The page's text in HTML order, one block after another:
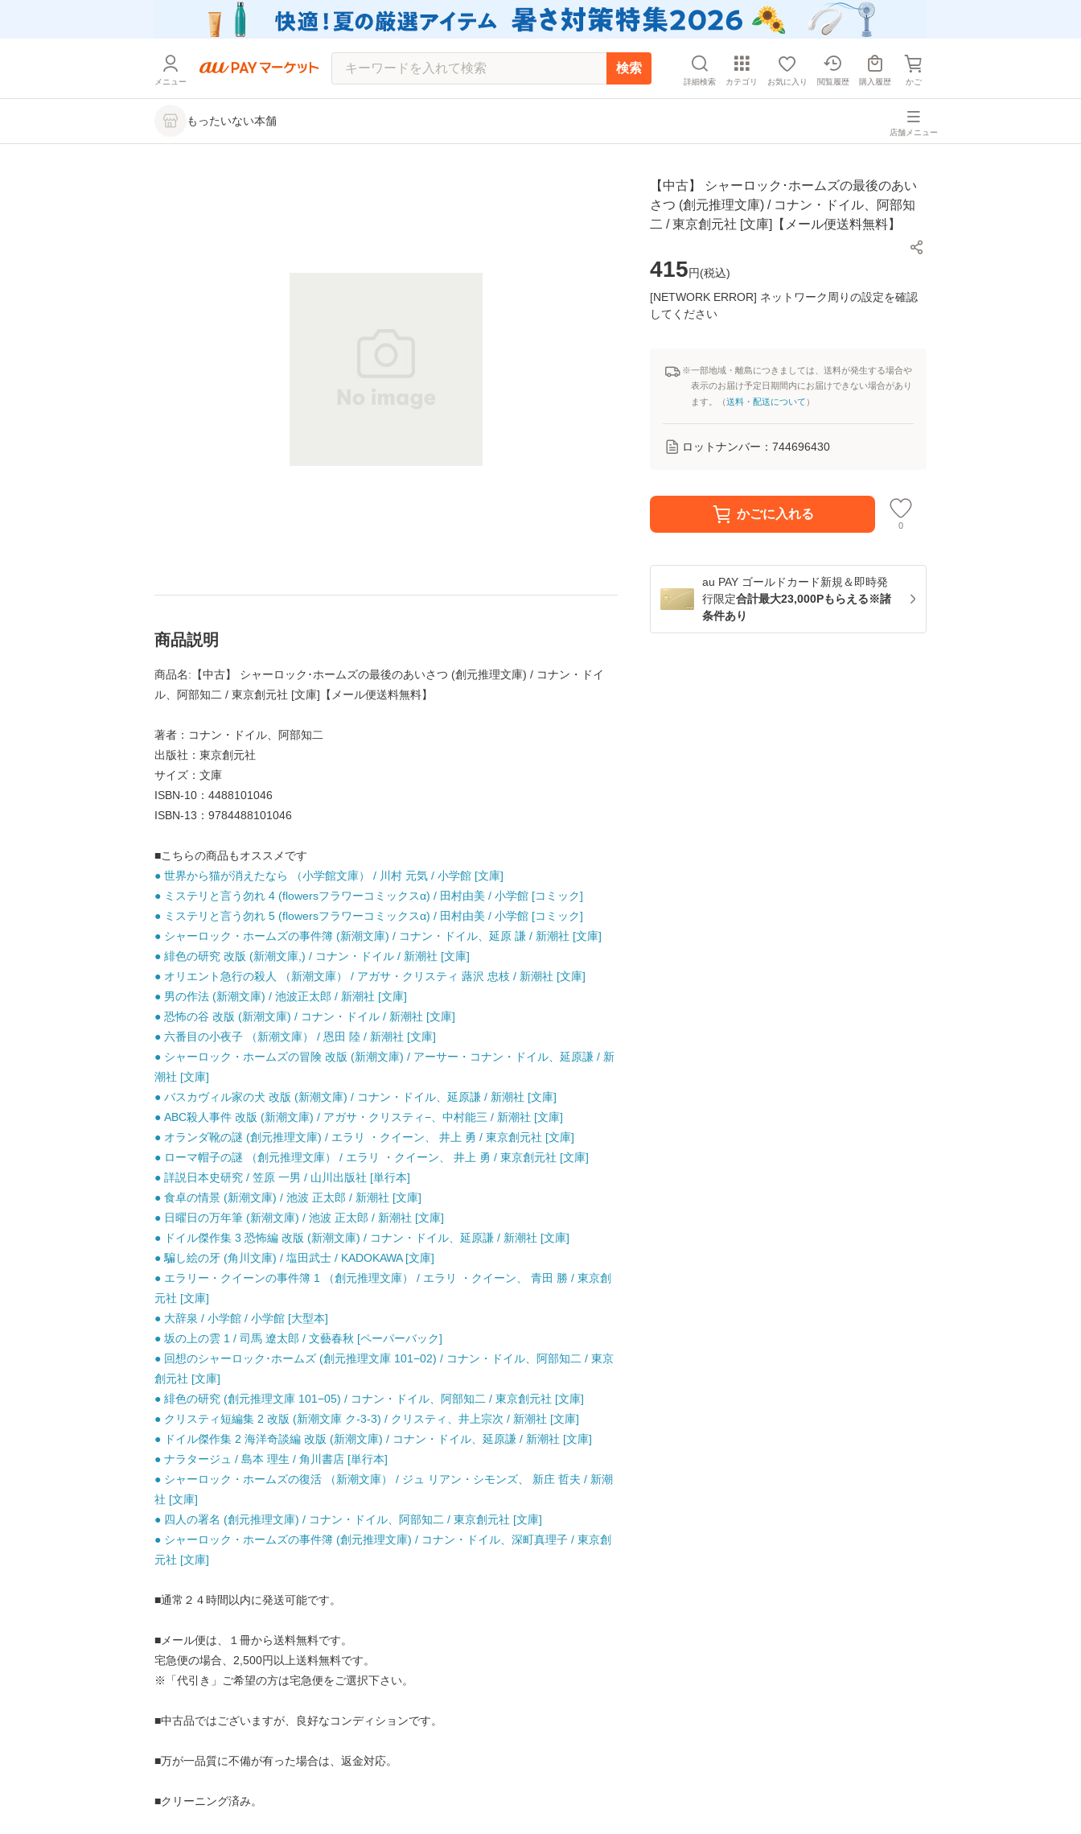
メニュー
検索
詳細検索 カテゴリ お気に入り 閲覧履歴 購入履歴 かご
もったいない本舗
店舗メニュー
【中古】 シャーロック･ホームズの最後のあい
さつ (創元推理文庫) / コナン・ドイル、阿部知
二 / 東京創元社 [文庫]【メール便送料無料】
415円(税込)
[NETWORK ERROR] ネットワーク周りの設定を確認
してください
※一部地域・離島につきましては、送料が発生する場合や
表示のお届け予定日期間内にお届けできない場合があり
ます。（送料・配送について ）
ロットナンバー： 744696430
かごに入れる
0
au PAY ゴールドカード新規＆即時発
行限定合計最大23,000Pもらえる※諸
条件あり
商品説明
商品名:【中古】 シャーロック･ホームズの最後のあいさつ (創元推理文庫) / コナン・ドイ
ル、阿部知二 / 東京創元社 [文庫]【メール便送料無料】
著者：コナン・ドイル、阿部知二
出版社：東京創元社
サイズ：文庫
ISBN-10：4488101046
ISBN-13：9784488101046
■こちらの商品もオススメです
● 世界から猫が消えたなら （小学館文庫） / 川村 元気 / 小学館 [文庫]
● ミステリと言う勿れ 4 (flowersフラワーコミックスα) / 田村由美 / 小学館 [コミック]
● ミステリと言う勿れ 5 (flowersフラワーコミックスα) / 田村由美 / 小学館 [コミック]
● シャーロック・ホームズの事件簿 (新潮文庫) / コナン・ドイル、延原 謙 / 新潮社 [文庫]
● 緋色の研究 改版 (新潮文庫,) / コナン・ドイル / 新潮社 [文庫]
● オリエント急行の殺人 （新潮文庫） / アガサ・クリスティ 蕗沢 忠枝 / 新潮社 [文庫]
● 男の作法 (新潮文庫) / 池波正太郎 / 新潮社 [文庫]
● 恐怖の谷 改版 (新潮文庫) / コナン・ドイル / 新潮社 [文庫]
● 六番目の小夜子 （新潮文庫） / 恩田 陸 / 新潮社 [文庫]
● シャーロック・ホームズの冒険 改版 (新潮文庫) / アーサー・コナン・ドイル、延原謙 / 新
潮社 [文庫]
● バスカヴィル家の犬 改版 (新潮文庫) / コナン・ドイル、延原謙 / 新潮社 [文庫]
● ABC殺人事件 改版 (新潮文庫) / アガサ・クリスティ−、中村能三 / 新潮社 [文庫]
● オランダ靴の謎 (創元推理文庫) / エラリ ・クイーン、 井上 勇 / 東京創元社 [文庫]
● ローマ帽子の謎 （創元推理文庫） / エラリ ・クイーン、 井上 勇 / 東京創元社 [文庫]
● 詳説日本史研究 / 笠原 一男 / 山川出版社 [単行本]
● 食卓の情景 (新潮文庫) / 池波 正太郎 / 新潮社 [文庫]
● 日曜日の万年筆 (新潮文庫) / 池波 正太郎 / 新潮社 [文庫]
● ドイル傑作集 3 恐怖編 改版 (新潮文庫) / コナン・ドイル、延原謙 / 新潮社 [文庫]
● 騙し絵の牙 (角川文庫) / 塩田武士 / KADOKAWA [文庫]
● エラリー・クイーンの事件簿 1 （創元推理文庫） / エラリ ・クイーン、 青田 勝 / 東京創
元社 [文庫]
● 大辞泉 / 小学館 / 小学館 [大型本]
● 坂の上の雲 1 / 司馬 遼太郎 / 文藝春秋 [ペーパーバック]
● 回想のシャーロック･ホームズ (創元推理文庫 101−02) / コナン・ドイル、阿部知二 / 東京
創元社 [文庫]
● 緋色の研究 (創元推理文庫 101−05) / コナン・ドイル、阿部知二 / 東京創元社 [文庫]
● クリスティ短編集 2 改版 (新潮文庫 ク-3-3) / クリスティ、井上宗次 / 新潮社 [文庫]
● ドイル傑作集 2 海洋奇談編 改版 (新潮文庫) / コナン・ドイル、延原謙 / 新潮社 [文庫]
● ナラタージュ / 島本 理生 / 角川書店 [単行本]
● シャーロック・ホームズの復活 （新潮文庫） / ジュ リアン・シモンズ、 新庄 哲夫 / 新潮
社 [文庫]
● 四人の署名 (創元推理文庫) / コナン・ドイル、阿部知二 / 東京創元社 [文庫]
● シャーロック・ホームズの事件簿 (創元推理文庫) / コナン・ドイル、深町真理子 / 東京創
元社 [文庫]
■通常２４時間以内に発送可能です。
■メール便は、１冊から送料無料です。
宅急便の場合、2,500円以上送料無料です。
※「代引き」ご希望の方は宅急便をご選択下さい。
■中古品ではございますが、良好なコンディションです。
■万が一品質に不備が有った場合は、返金対応。
■クリーニング済み。